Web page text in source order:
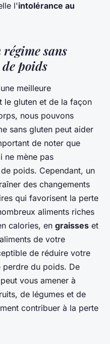
l'intolérance au
sans
poids
meilleure
le gluten et de la façon
nous pouvons
sans gluten peut aider
de noter que
ne mène pas
poids. Cependant, un
des changements
qui favorisent la perte
aliments riches
calories, en graisses et
de votre
de réduire votre
du poids. De
vous amener à
de légumes et de
contribuer à la perte